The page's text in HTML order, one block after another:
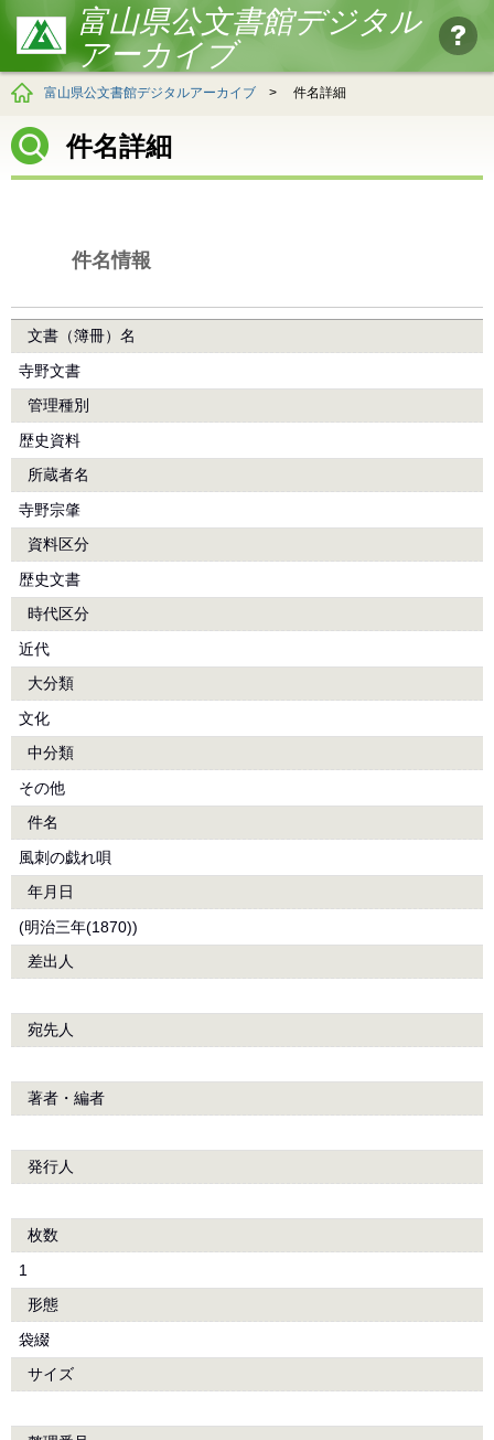
富山県公文書館デジタル
アーカイブ
富山県公文書館デジタルアーカイブ > 件名詳細
件名詳細
件名情報
文書（簿冊）名
寺野文書
管理種別
歴史資料
所蔵者名
寺野宗肇
資料区分
歴史文書
時代区分
近代
大分類
文化
中分類
その他
件名
風刺の戯れ唄
年月日
(明治三年(1870))
差出人
宛先人
著者・編者
発行人
枚数
1
形態
袋綴
サイズ